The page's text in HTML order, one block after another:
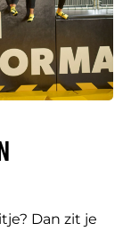
Dan zit je